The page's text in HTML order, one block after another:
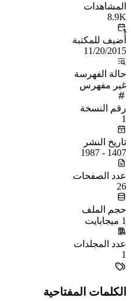
المشاهدات
8.9K
أُضيف للمكتبة
11/20/2015
حالة الفهرسة
غير مفهرس
رقم النسخة
1
تاريخ النشر
1407 - 1987
عدد الصفحات
26
حجم الملف
1 ميجابايت
عدد المجلدات
1
الكلمات المفتاحية